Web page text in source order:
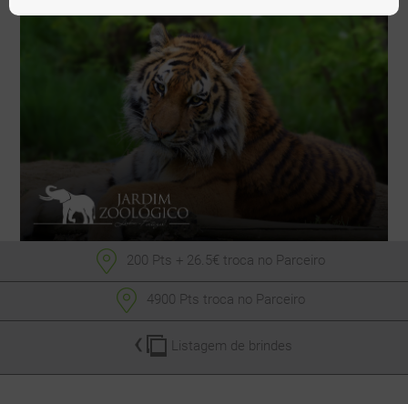
200 Pts + 26.5€ troca no Parceiro
4900 Pts troca no Parceiro
Listagem de brindes